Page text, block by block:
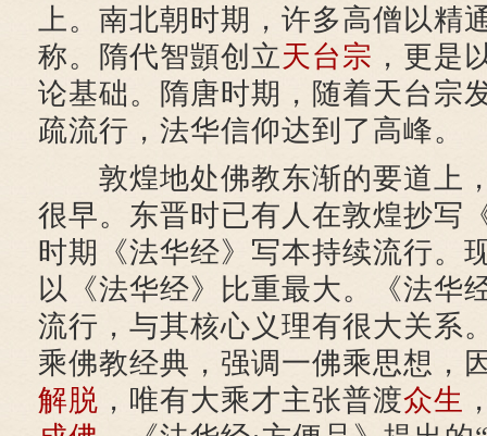
上。南北朝时期，许多高僧以精
称。隋代智顗创立天台宗 ，更是
论基础。隋唐时期，随着天台宗
疏流行，法华信仰达到了高峰。
敦煌地处佛教东渐的要道上
很早。东晋时已有人在敦煌抄写
时期《法华经》写本持续流行。
以《法华经》比重最大。《法华
流行，与其核心义理有很大关系
乘佛教经典，强调一佛乘思想，
解脱 ，唯有大乘才主张普渡众生